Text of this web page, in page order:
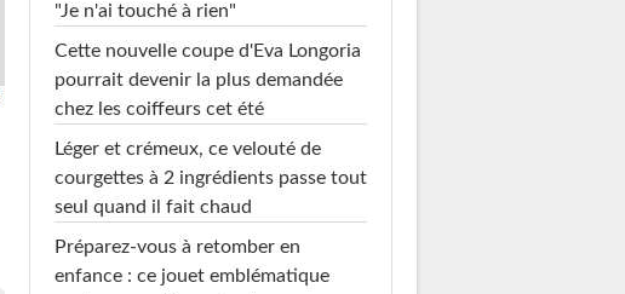
"Je n'ai touché à rien"
Cette nouvelle coupe d'Eva Longoria
pourrait devenir la plus demandée
chez les coiffeurs cet été
Léger et crémeux, ce velouté de
courgettes à 2 ingrédients passe tout
seul quand il fait chaud
Préparez-vous à retomber en
enfance : ce jouet emblématique